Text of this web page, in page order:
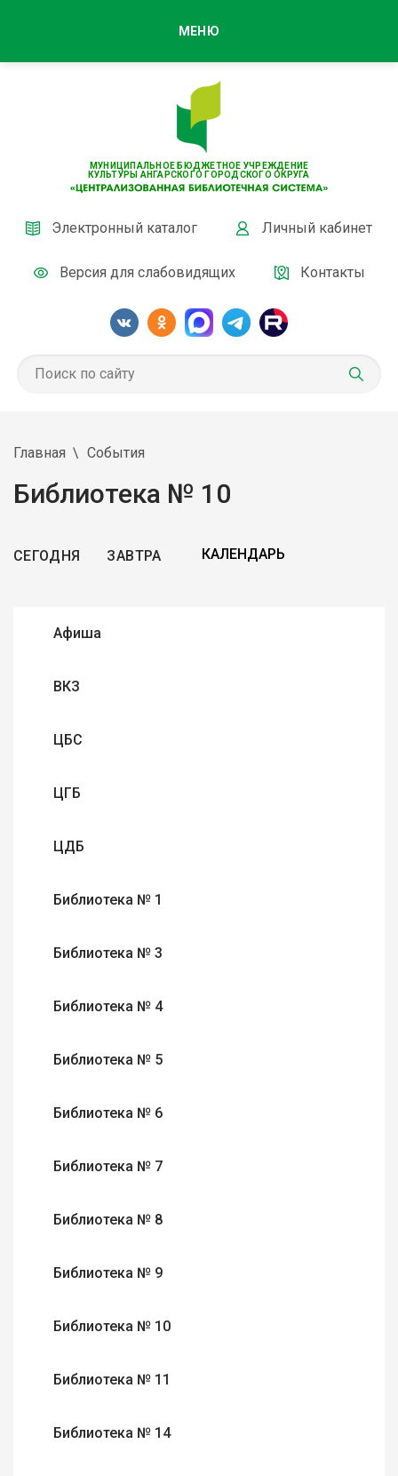
МУНИЦИПАЛЬНОЕ БЮДЖЕТНОЕ УЧРЕЖДЕНИЕ
КУЛЬТУРЫ АНГАРСКОГО ГОРОДСКОГО ОКРУГА
Электронный каталог Личный кабинет
Версия для слабовидящих Контакты
МЕНЮ
Главная События
Библиотека № 10
СЕГОДНЯ ЗАВТРА
Афиша
ВКЗ
ЦБС
ЦГБ
ЦДБ
Библиотека № 1
Библиотека № 3
Библиотека № 4
Библиотека № 5
Библиотека № 6
Библиотека № 7
Библиотека № 8
Библиотека № 9
Библиотека № 10
Библиотека № 11
Библиотека № 14